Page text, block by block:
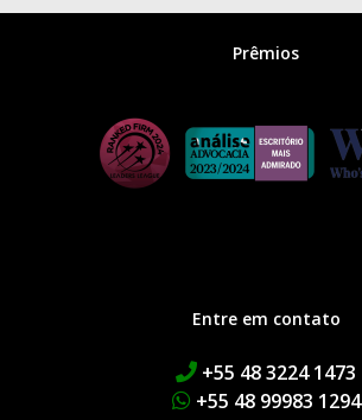
Prêmios
Entre em contato
+55 48 3224 1473
+55 48 99983 1294